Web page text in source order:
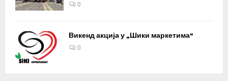
0
Викенд акција у „Шики маркетима“
0